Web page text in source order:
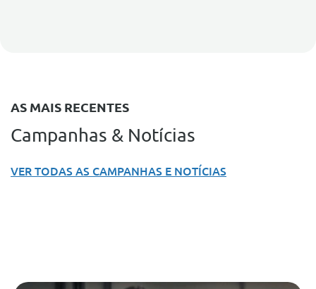
AS MAIS RECENTES
Campanhas & Notícias
VER TODAS AS CAMPANHAS E NOTÍCIAS